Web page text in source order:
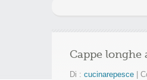
Cappe longhe
Di : cucinarepesce